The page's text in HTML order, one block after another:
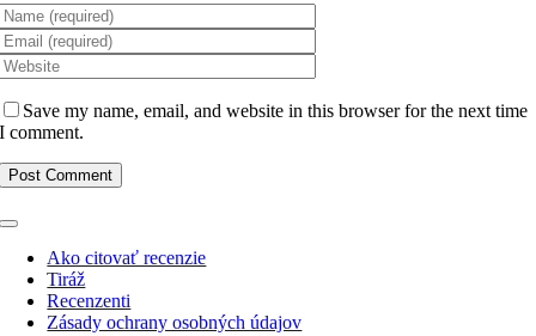
Save my name, email, and website in this browser for the next time
I comment.
Toggle
NavigationAko citovať recenzie
Tiráž
Recenzenti
Zásady ochrany osobných údajov